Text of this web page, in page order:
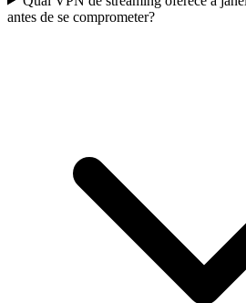
antes de se comprometer?